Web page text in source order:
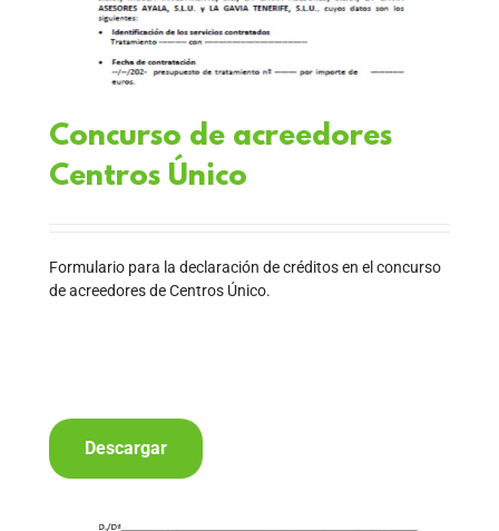
Concurso de acreedores
Centros Único
Formulario para la declaración de créditos en el concurso
de acreedores de Centros Único.
Descargar